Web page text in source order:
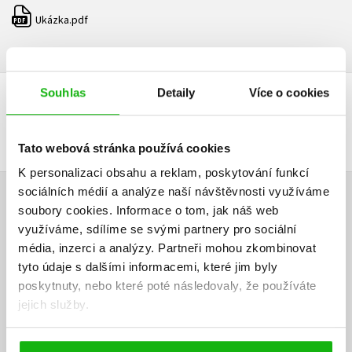
Souhlas Detaily Více o cookies
Tato webová stránka používá cookies
K personalizaci obsahu a reklam, poskytování funkcí
sociálních médií a analýze naší návštěvnosti využíváme
soubory cookies. Informace o tom, jak náš web
využíváme, sdílíme se svými partnery pro sociální
média, inzerci a analýzy. Partneři mohou zkombinovat
tyto údaje s dalšími informacemi, které jim byly
poskytnuty, nebo které poté následovaly, že používáte
jejich služby.
PDF Ukázka.pdf
DALŠÍ TITULY Z ŘADY "KAINOVSKÁ TRILOGIE"
HODNOCENÍ ČTENÁŘŮ
V současné době nejsou vytvořena žádná uživatelská hodnocení.
Vaše hodnocení